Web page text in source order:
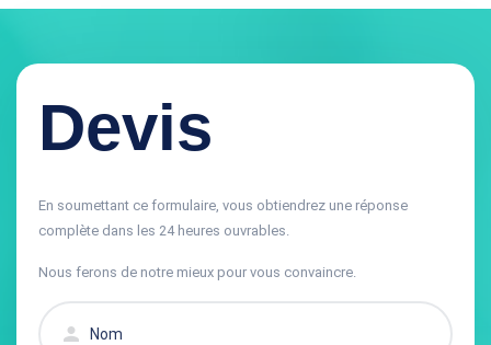
Devis
En soumettant ce formulaire, vous obtiendrez une réponse
complète dans les 24 heures ouvrables.
Nous ferons de notre mieux pour vous convaincre.